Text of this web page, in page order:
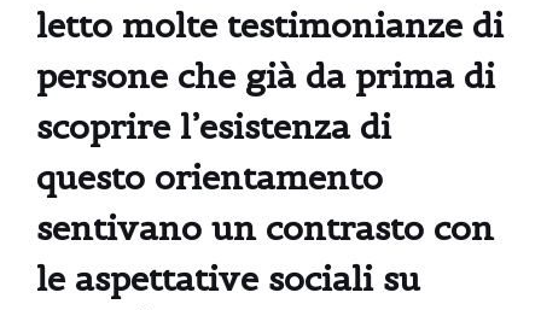
letto molte testimonianze di
persone che già da prima di
scoprire l’esistenza di
questo orientamento
sentivano un contrasto con
le aspettative sociali su